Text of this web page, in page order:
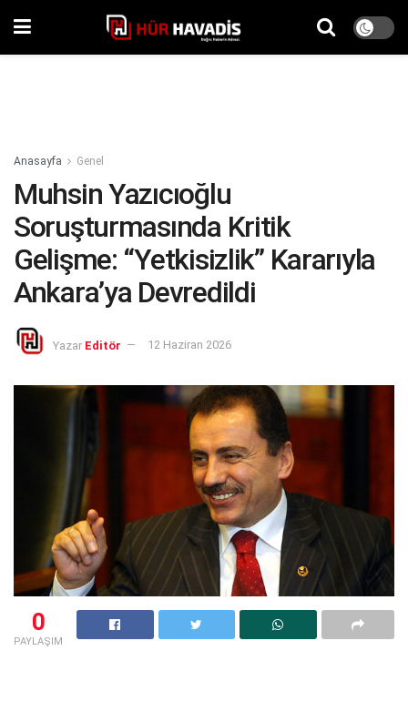
Anasayfa Genel
Muhsin Yazıcıoğlu
Soruşturmasında Kritik
Gelişme: “Yetkisizlik” Kararıyla
Ankara’ya Devredildi
Yazar Editör 12 Haziran 2026
0
PAYLAŞIM